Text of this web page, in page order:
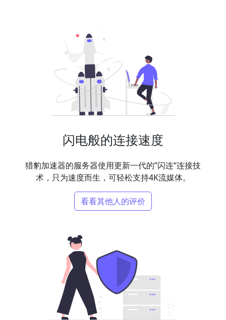
闪电般的连接速度
猎豹加速器的服务器使用更新一代的”闪连“连接技
术，只为速度而生，可轻松支持4K流媒体。
看看其他人的评价